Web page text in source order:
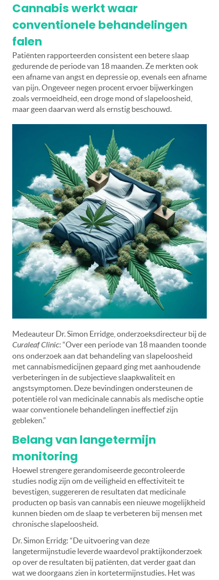
Cannabis werkt waar
conventionele behandelingen
falen
Patiënten rapporteerden consistent een betere slaap
gedurende de periode van 18 maanden. Ze merkten ook
een afname van angst en depressie op, evenals een afname
van pijn. Ongeveer negen procent ervoer bijwerkingen
zoals vermoeidheid, een droge mond of slapeloosheid,
maar geen daarvan werd als ernstig beschouwd.
Medeauteur Dr. Simon Erridge, onderzoeksdirecteur bij de
Curaleaf Clinic: “Over een periode van 18 maanden toonde
ons onderzoek aan dat behandeling van slapeloosheid
met cannabismedicijnen gepaard ging met aanhoudende
verbeteringen in de subjectieve slaapkwaliteit en
angstsymptomen. Deze bevindingen ondersteunen de
potentiële rol van medicinale cannabis als medische optie
waar conventionele behandelingen ineffectief zijn
gebleken.”
Belang van langetermijn
monitoring
Hoewel strengere gerandomiseerde gecontroleerde
studies nodig zijn om de veiligheid en effectiviteit te
bevestigen, suggereren de resultaten dat medicinale
producten op basis van cannabis een nieuwe mogelijkheid
kunnen bieden om de slaap te verbeteren bij mensen met
chronische slapeloosheid.
Dr. Simon Erridg: “De uitvoering van deze
langetermijnstudie leverde waardevol praktijkonderzoek
op over de resultaten bij patiënten, dat verder gaat dan
wat we doorgaans zien in kortetermijnstudies. Het was